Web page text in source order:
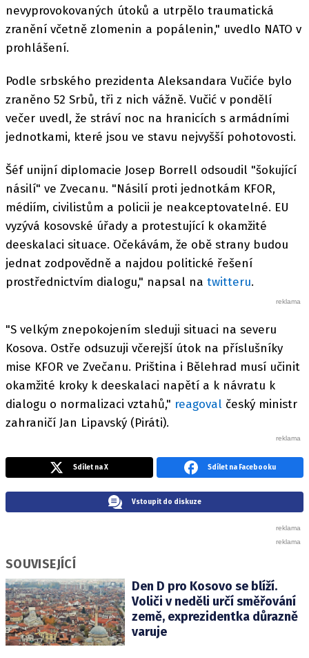
nevyprovokovaných útoků a utrpělo traumatická
zranění včetně zlomenin a popálenin," uvedlo NATO v
prohlášení.
Podle srbského prezidenta Aleksandara Vučiće bylo
zraněno 52 Srbů, tři z nich vážně. Vučić v pondělí
večer uvedl, že stráví noc na hranicích s armádními
jednotkami, které jsou ve stavu nejvyšší pohotovosti.
Šéf unijní diplomacie Josep Borrell odsoudil "šokující
násilí" ve Zvecanu. "Násilí proti jednotkám KFOR,
médiím, civilistům a policii je neakceptovatelné. EU
vyzývá kosovské úřady a protestující k okamžité
deeskalaci situace. Očekávám, že obě strany budou
jednat zodpovědně a najdou politické řešení
prostřednictvím dialogu," napsal na twitteru.
"S velkým znepokojením sleduji situaci na severu
Kosova. Ostře odsuzuji včerejší útok na příslušníky
mise KFOR ve Zvečanu. Priština i Bělehrad musí učinit
okamžité kroky k deeskalaci napětí a k návratu k
dialogu o normalizaci vztahů," reagoval český ministr
zahraničí Jan Lipavský (Piráti).
Sdílet na X Sdílet na Facebooku
Vstoupit do diskuze
SOUVISEJÍCÍ
Den D pro Kosovo se blíží.
Voliči v neděli určí směřování
země, exprezidentka důrazně
varuje